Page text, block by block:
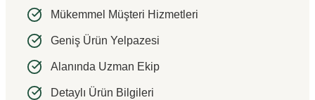
Mükemmel Müşteri Hizmetleri
Geniş Ürün Yelpazesi
Alanında Uzman Ekip
Detaylı Ürün Bilgileri